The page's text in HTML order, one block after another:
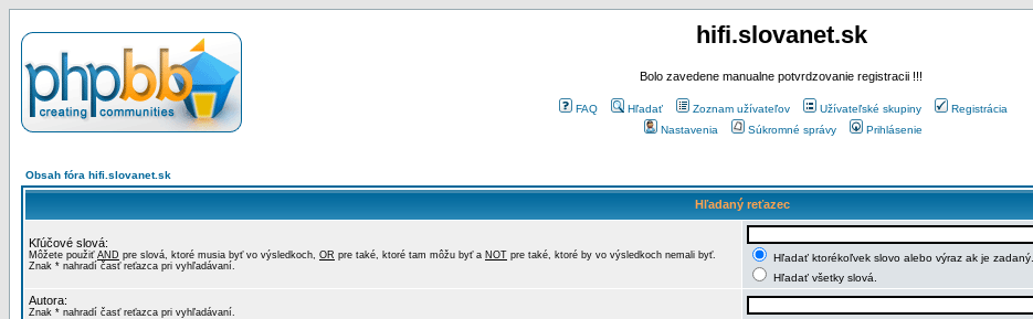
hifi.slovanet.sk
Bolo zavedene manualne potvrdzovanie registracii !!!
FAQ Hľadať Zoznam užívateľov Užívateľské skupiny
Registrácia
Nastavenia
Súkromné správy Prihlásenie
Obsah fóra hifi.slovanet.sk
Hľadaný reťazec
Kľúčové slová:
Môžete použiť AND pre slová, ktoré musia byť vo výsledkoch, OR pre také, ktoré tam môžu byť a NOT pre také, ktoré by vo výsledkoch nemali byť.
Znak * nahradí časť reťazca pri vyhľadávaní.
Hľadať ktorékoľvek slovo alebo výraz ak je zadaný.
Hľadať všetky slová.
Autora:
Znak * nahradí časť reťazca pri vyhľadávaní.